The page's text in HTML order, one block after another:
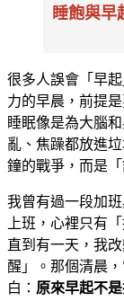
睡飽與早
很多人誤會「早
力的早晨，前提是
睡眠像是為大腦
亂、焦躁都放進
鐘的戰爭，而是
我曾有過一段加
上班，心裡只有
直到有一天，我
醒」。那個清晨
白： 原來早起不